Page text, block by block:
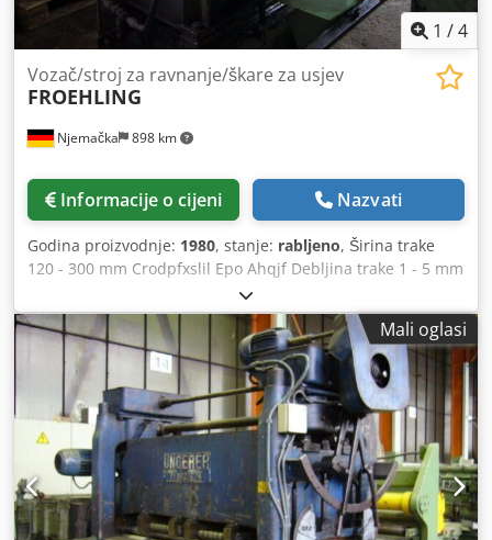
1 /4
Njemačka 898 km
Vozač/stroj za ravnanje/škare za usjev
FROEHLING
Informacije o cijeni Nazvati
Godina proizvodnje: 1980, stanje: rabljeno, Širina trake
120 - 300 mm Crodpfxslil Epo Ahqjf Debljina trake 1 - 5 mm
Referentni materijal (vlačna čvrstoća) 800 N/mm²
Mali oglasi